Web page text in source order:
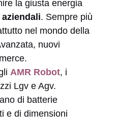
la giusta energia
. Sempre più
nel mondo della
nuovi
AMR Robot, i
Lgv e Agv.
di batterie
e di dimensioni